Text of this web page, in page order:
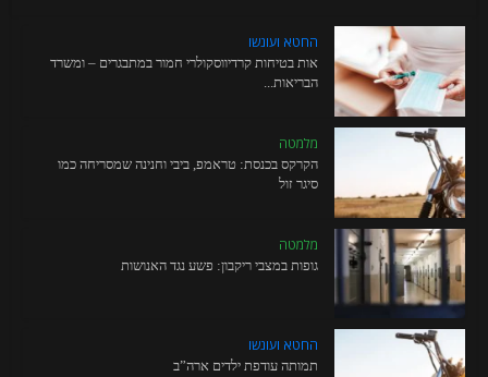
החטא ועונשו
אות בטיחות קרדיווסקולרי חמור במתבגרים – ומשרד
הבריאות...
מלמטה
הקרקס בכנסת: טראמפ, ביבי וחנינה שמסריחה כמו
סיגר זול
מלמטה
גופות במצבי ריקבון: פשע נגד האנושות
החטא ועונשו
תמותה עודפת ילדים ארה”ב